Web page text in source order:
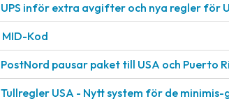
UPS inför extra avgifter och nya regler för
MID-Kod
PostNord pausar paket till USA och Puerto
Tullregler USA - Nytt system för de minimis-